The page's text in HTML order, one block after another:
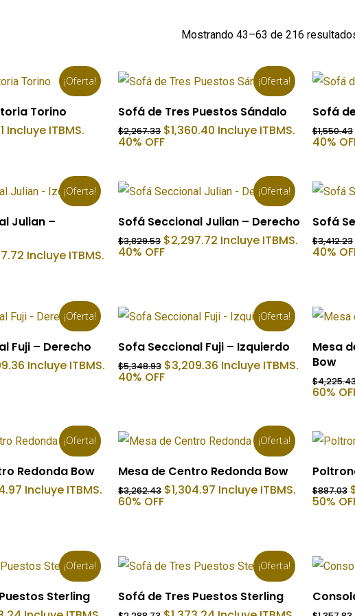
Mostrando 43–63 de 216
¡Oferta!
CarritoTorino
El
precio
Incluye ITBMS.
¡Oferta!
Añadir Al Carrito
Sofá de Tres Puestos Sándalo
$2,267.33 El
precio
$1,360.40 El
precio
$1,360.40.
Incluye ITBMS.
40% OFF
Sofá
$1,550.43
40%
¡Oferta!
Carrito
Julian –
El
precio
$2,297.72.
Incluye ITBMS.
¡Oferta!
Añadir Al Carrito
Sofá Seccional Julian – Derecho
$3,829.53 El
precio
$2,297.72 El
precio
Incluye ITBMS.
40% OFF
Sofá
$3,412.23
40%
¡Oferta!
Al Carrito
Fuji – Derecho
El
precio
Incluye ITBMS.
¡Oferta!
Añadir Al Carrito
Sofa Seccional Fuji – Izquierdo
$5,348.93 El
precio
$3,209.36 El
precio
Incluye ITBMS.
40% OFF
Mesa
Bow
$
60%
¡Oferta!
Carrito
Redonda Bow
El
precio
Incluye ITBMS.
¡Oferta!
Añadir Al Carrito
Mesa de Centro Redonda Bow
$3,262.43 El
precio
$1,304.97 El
precio
Incluye ITBMS.
60% OFF
$887.03
50%
¡Oferta!
CarritoSterling
¡Oferta!
Añadir Al Carrito
Sofá de Tres Puestos Sterling